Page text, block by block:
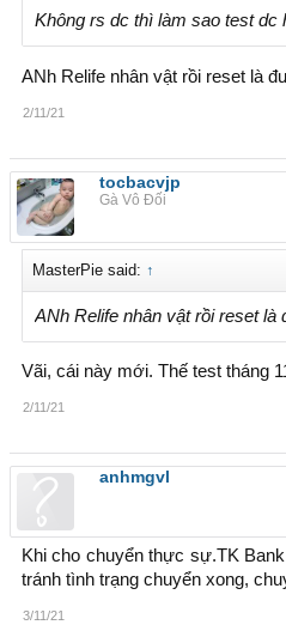
Không rs dc thì làm sao test dc
ANh Relife nhân vật rồi reset là
2/11/21
tocbacvjp
Gà Vô Đối
MasterPie said: ↑
ANh Relife nhân vật rồi reset là
Vãi, cái này mới. Thế test tháng
2/11/21
anhmgvl
Khi cho chuyển thực sự.TK
tránh tình trạng chuyển xong,
3/11/21